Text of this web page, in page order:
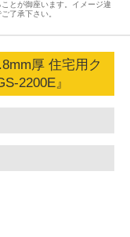
とが御座います。イメージ違
了承下さい。
厚 住宅用ク
2200E』